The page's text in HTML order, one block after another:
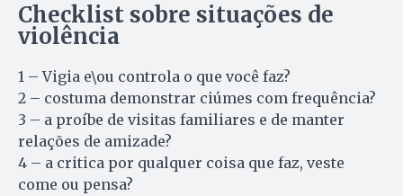
Checklist sobre situações de
violência
1 – Vigia e\ou controla o que você faz?
2 – costuma demonstrar ciúmes com frequência?
3 – a proíbe de visitas familiares e de manter
relações de amizade?
4 – a critica por qualquer coisa que faz, veste
come ou pensa?